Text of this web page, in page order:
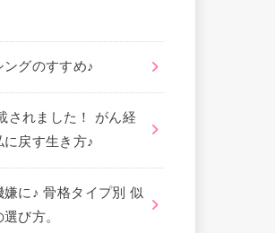
グのすすめ♪
されました！ がん経
戻す生き方♪
に♪ 骨格タイプ別 似
び方。